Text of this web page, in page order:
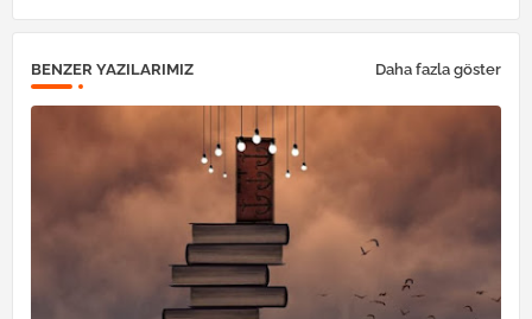
BENZER YAZILARIMIZ Daha fazla göster